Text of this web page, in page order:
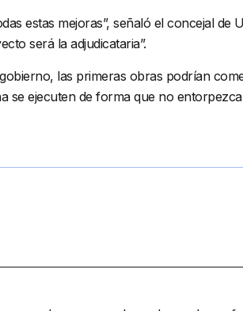
estas mejoras”, señaló el concejal
será la adjudicataria”.
las primeras obras podrían
se ejecuten de forma que no